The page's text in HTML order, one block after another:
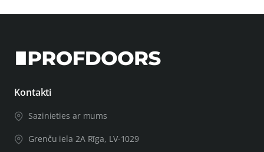
Kontakti
Sazinieties ar mums
Grenču iela 2A Rīga, LV-1029